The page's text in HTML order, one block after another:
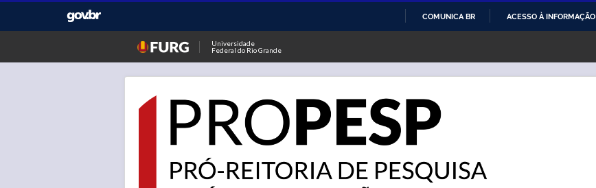
O
CONTEÚDO
COMUNICA BR ACESSO À INFORMAÇÃO
Universidade
Federal do Rio Grande